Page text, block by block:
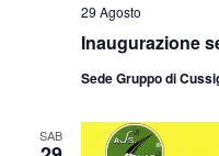
Inaugurazione
29 Agosto
Sede Gruppo di
SAB